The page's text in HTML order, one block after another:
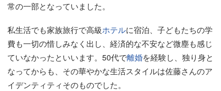
常の一部となっていました。
私生活でも家族旅行で高級ホテルに宿泊、子どもたちの学
費も一切の惜しみなく出し、経済的な不安など微塵も感じ
ていなかったといいます。50代で離婚を経験し、独り身と
なってからも、その華やかな生活スタイルは佐藤さんのア
イデンティティそのものでした。